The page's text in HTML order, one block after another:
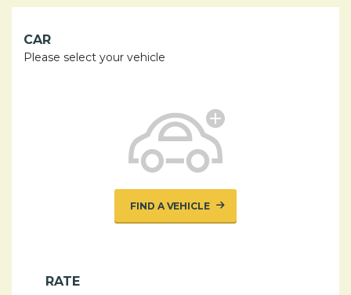
CAR
Please select your vehicle
FIND A VEHICLE
RATE